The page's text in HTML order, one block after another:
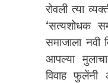
रोवली त्या
‘सत्यशोधक
समाजाला नवी
आपल्या
विवाह फुलेंनी